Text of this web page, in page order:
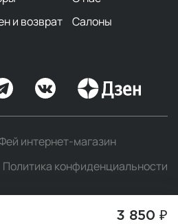
3 850 ₽
и возврат
Салоны
интернет-магазин
Политика конфиденциальности